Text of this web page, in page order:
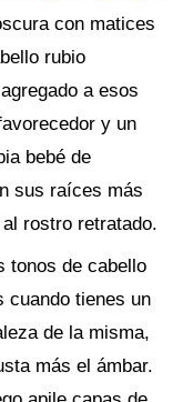
con matices
rubio
a esos
y un
bebé de
sus raíces más
rostro retratado.
tonos de cabello
cuando tienes un
de la misma,
más el ámbar.